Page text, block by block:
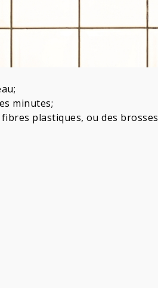
minutes;
plastiques, ou des